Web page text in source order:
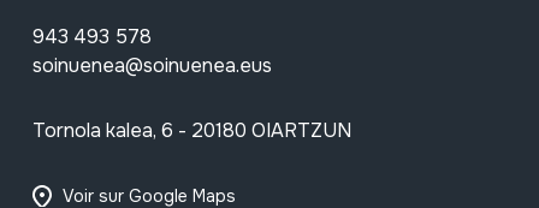
943 493 578
soinuenea@soinuenea.eus
Tornola kalea, 6 - 20180 OIARTZUN
Voir sur Google Maps